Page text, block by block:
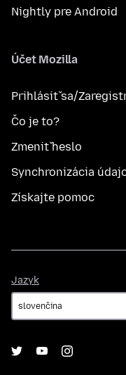
Nightly pre Android
Účet Mozilla
Prihlásiť sa/
Čo je to?
Zmeniť heslo
Synchronizácia
Získajte pomoc
Jazyk